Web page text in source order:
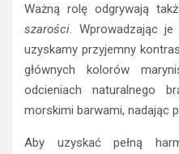
Ważną rolę odgrywają
szarości. Wprowadzając
uzyskamy przyjemny
głównych kolorów
odcieniach naturalnego
morskimi barwami, nadając
Aby uzyskać pełną